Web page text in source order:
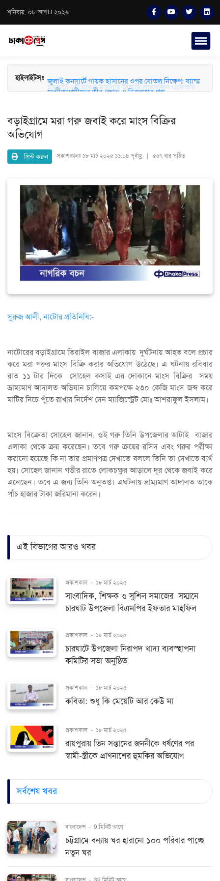
শনিবার, ০৮ আগU ২০২৬
হাইলাইটসঃ চারঘাটে ৫টি মাদক মামলার আসামি শাহাবুদ্দিন গ্রেফতার
বড়াইগ্রামে মরা গরু জবাই করে মাংস বিক্রির
অভিযোগ
প্রিন্ট করুন প্রকাশকালঃ ১৮ মার্চ ২০২৫ ১১:০৪ পূর্বাহ্ণ | ৫৫৭ বার পঠিত
সুরুজ আলী, নাটোর প্রতিনিধি:-
নাটোরের বড়াইগ্রামে তিরাইল বাজার এলাকায় দুর্ঘটনায় আহত বলে প্রচার
করে মরা গরুর মাংস বিক্রি করার অভিযোগ উঠেছে। এ ঘটনায় রবিবার
রাত ১১ টার দিকে সোহেল কসাই এর দোকানে মাংস বিক্রির সময়
ভ্রাম্যমাণ আদালত অভিযান চালিয়ে কমপক্ষে ২৩০ কেজি মাংস জব্দ করে
মাটির নিচে পুঁতে রাখার নির্দেশ দেন ম্যাজিস্ট্রেট মোঃ আশরাফুল ইসলাম।
মাংস বিক্রেতা সোহেল জানান, ওই গরু তিনি উপজেলার আটাই বাজার
এলাকা থেকে ক্রয় করেছেন। তবে গরু ক্রয়ের রসিদ এবং গরুর পরীক্ষা
করানো হয়েছে কি না তার প্রমাণপত্র দেখাতে বললে তিনি তা দেখাতে ব্যর্থ
হয়। সোহেল জানান গভীর রাতে লোকচক্ষুর আড়ালে দূর থেকে জবাই করে
এনেছেন। তবে এ জন্য তিনি অনুতপ্ত। এঘটনায় ভ্রাম্যমাণ আদালত তাকে
পাঁচ হাজার টাকা জরিমানা করেন।
এই বিভাগের আরও খবর
প্রকাশকাল - ১৮ মার্চ ২০২৫
সাংবাদিক, শিক্ষক ও সুশিল সমাজের সম্মানে
চারঘাট উপজেলা বিএনপির ইফতার মাহফিল
প্রকাশকাল - ১৮ মার্চ ২০২৫
চারঘাটে উপজেলা নিরাপদ খাদ্য ব্যবস্হাপনা
কমিটির সভা অনুষ্ঠিত
প্রকাশকাল - ১৮ মার্চ ২০২৫
কবিতা: শুধু কি মেয়েটি আর কেউ না
প্রকাশকাল - ১৮ মার্চ ২০২৫
রায়পুরায় তিন সন্তানের জননীকে ধর্ষণের পর
স্বামী-স্ত্রীকে প্রাণনাশের হুমকির অভিযোগ
সর্বশেষ খবর
বাংলাদেশ - 9 মিনিট আগে
চট্টগ্রামে বন্যায় ঘর হারানো ১০০ পরিবার পাচ্ছে
নতুন ঘর